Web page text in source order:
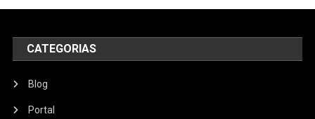
CATEGORIAS
Blog
Portal